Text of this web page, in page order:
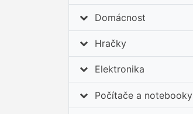
Domácnost
Hračky
Elektronika
Počítače a notebooky